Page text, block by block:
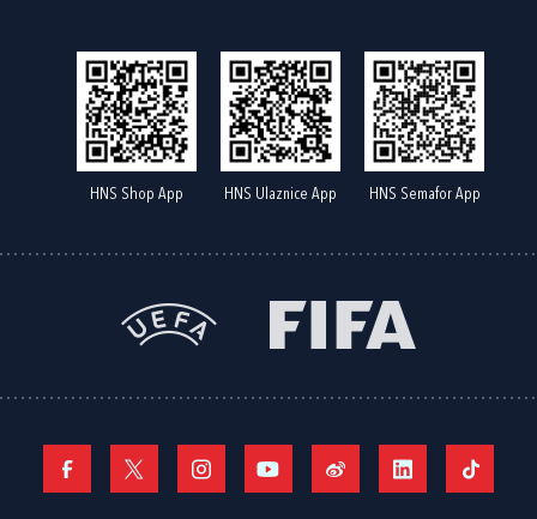
HNS Shop App HNS Ulaznice App HNS Semafor App